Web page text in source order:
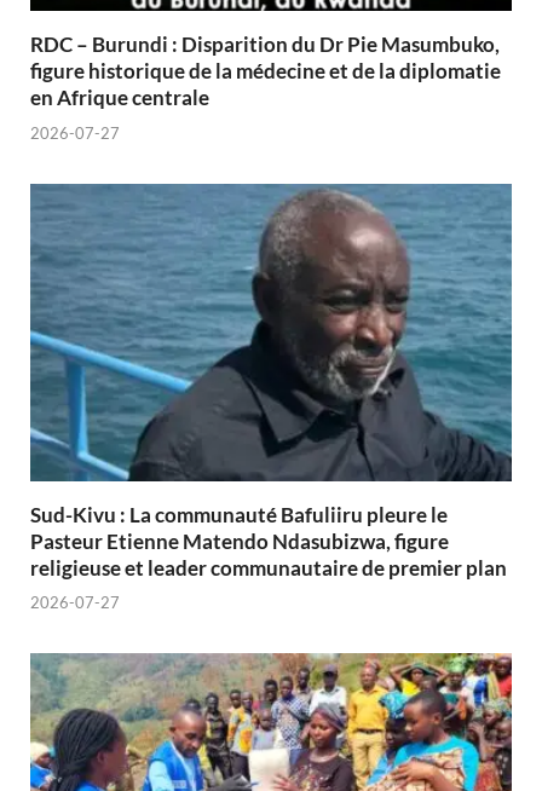
RDC – Burundi : Disparition du Dr Pie Masumbuko,
figure historique de la médecine et de la diplomatie
en Afrique centrale
2026-07-27
Sud-Kivu : La communauté Bafuliiru pleure le
Pasteur Etienne Matendo Ndasubizwa, figure
religieuse et leader communautaire de premier plan
2026-07-27